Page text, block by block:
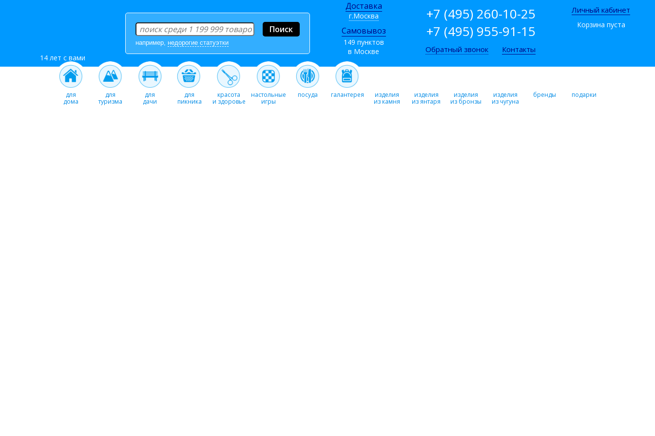
14 лет с вами
например, недорогие статуэтки
Доставка
г.Москва
Самовывоз
149 пунктов
в Москве
+7 (495) 260-10-25
+7 (495) 955-91-15
Обратный звонок Контакты
Личный кабинет
Корзина пуста
для
дома
для
туризма
для
дачи
для
пикника
красота
и здоровье
настольные
игры
посуда галантерея
изделия
из камня
изделия
из янтаря
изделия
из бронзы
изделия
из чугуна
бренды подарки